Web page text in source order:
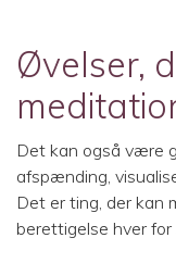
Øvelser,
Det kan også være
afspænding,
Det er ting, der kan
berettigelse hver for